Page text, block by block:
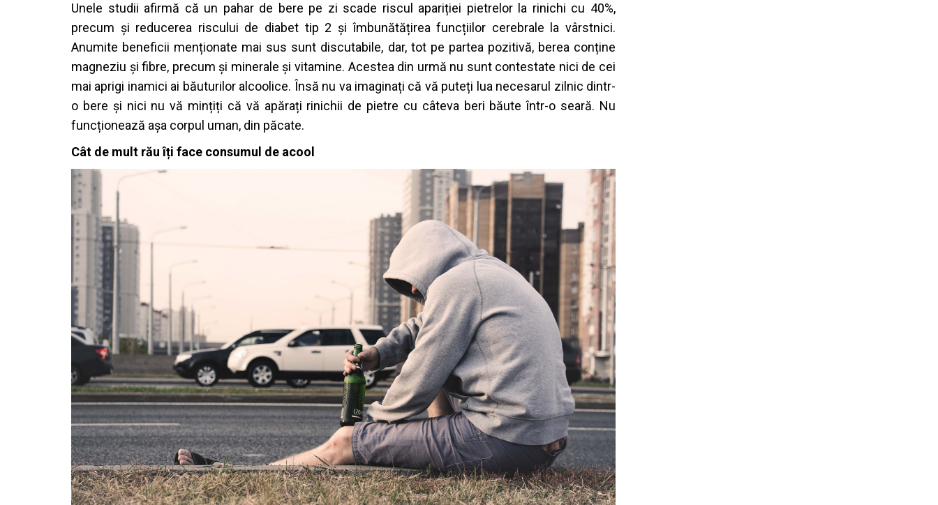
Unele studii afirmă că un pahar de bere pe zi scade riscul apariției pietrelor la rinichi cu 40%,
precum și reducerea riscului de diabet tip 2 și îmbunătățirea funcțiilor cerebrale la vârstnici.
Anumite beneficii menționate mai sus sunt discutabile, dar, tot pe partea pozitivă, berea conține
magneziu și fibre, precum și minerale și vitamine. Acestea din urmă nu sunt contestate nici de cei
mai aprigi inamici ai băuturilor alcoolice. Însă nu va imaginați că vă puteți lua necesarul zilnic dintr-
o bere și nici nu vă mințiți că vă apărați rinichii de pietre cu câteva beri băute într-o seară. Nu
funcționează așa corpul uman, din păcate.
Cât de mult rău îți face consumul de acool